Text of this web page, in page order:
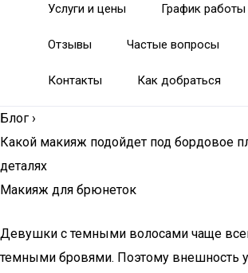
Услуги и цены График работы
Отзывы Частые вопросы
Контакты Как добраться
Блог ›
Какой макияж подойдет под бордовое
деталях
Макияж для брюнеток
Девушки с темными волосами чаще
темными бровями. Поэтому внешность